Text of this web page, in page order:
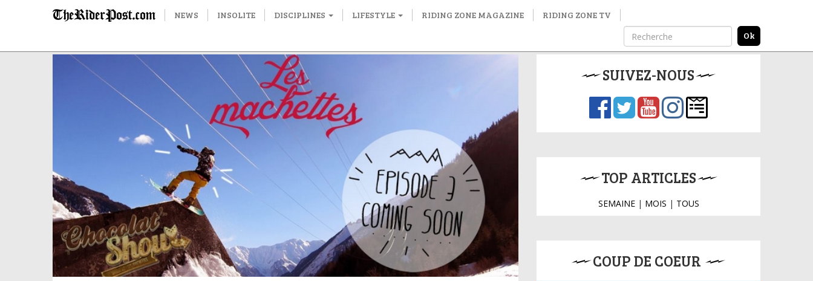
NEWS INSOLITE DISCIPLINES LIFESTYLE RIDING ZONE MAGAZINE RIDING ZONE TV
SUIVEZ-NOUS
TOP ARTICLES
SEMAINE| MOIS | TOUS
COUP DE COEUR